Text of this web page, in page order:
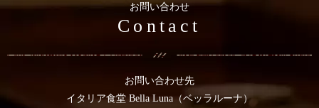
お問い合わせ
Contact
お問い合わせ先
イタリア食堂 Bella Luna（ベッラルーナ）